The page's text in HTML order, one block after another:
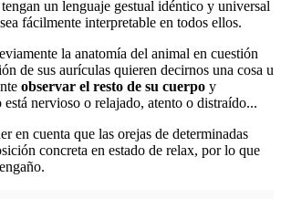
un lenguaje gestual idéntico y universal
fácilmente interpretable en todos ellos.
la anatomía del animal en cuestión
de sus aurículas quieren decirnos una cosa u
observar el resto de su cuerpo y
nervioso o relajado, atento o distraído...
en cuenta que las orejas de determinadas
concreta en estado de relax, por lo que